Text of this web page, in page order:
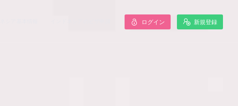
ログイン 新規登録